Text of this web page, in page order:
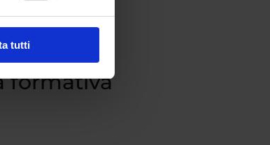
tutti
formativa